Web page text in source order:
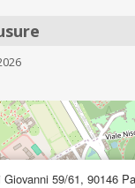
59/61, 90146